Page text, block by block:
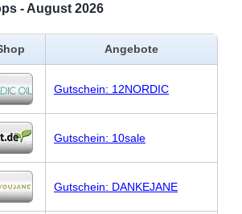
- August 2026
Angebote
Gutschein: 12NORDIC
Gutschein: 10sale
Gutschein: DANKEJANE